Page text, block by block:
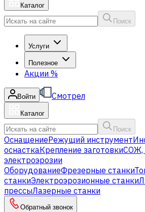
Каталог
Поиск
Услуги
Полезное
Акции %
Войти Смотрел
Каталог
Поиск
ОснащениеРежущий инструмент
оснасткаКрепление заготовкиСОЖ,
электроэрозии
ОборудованиеФрезерные станки
станкиЭлектроэрозионные станки
прессыЛазерные станки
Обратный звонок